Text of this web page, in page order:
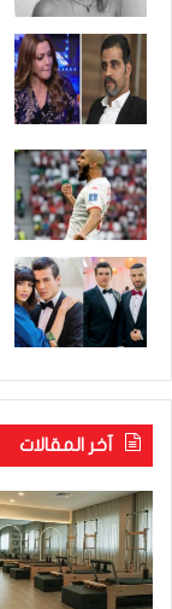
آخر المقالات